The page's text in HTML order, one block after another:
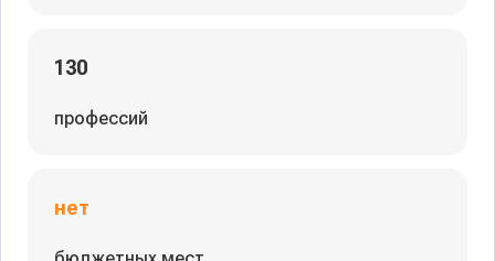
130
профессий
нет